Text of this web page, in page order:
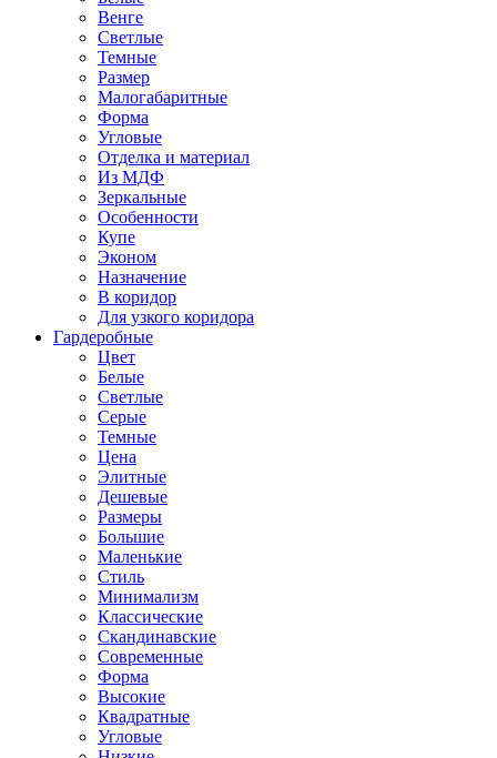
Венге
Светлые
Темные
Размер
Малогабаритные
Форма
Угловые
Отделка и материал
Из МДФ
Зеркальные
Особенности
Купе
Эконом
Назначение
В коридор
Для узкого коридора
Гардеробные
Цвет
Белые
Светлые
Серые
Темные
Цена
Элитные
Дешевые
Размеры
Большие
Маленькие
Стиль
Минимализм
Классические
Скандинавские
Современные
Форма
Высокие
Квадратные
Угловые